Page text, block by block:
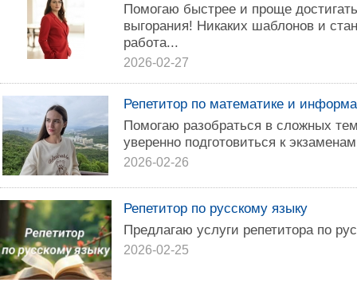
Помогаю быстрее и проще
выгорания! Никаких шаблонов и
работа...
2026-02-27
Репетитор по математике и
Помогаю разобраться в сложных
уверенно подготовиться к
2026-02-26
Репетитор по русскому языку
Предлагаю услуги репетитора по
2026-02-25